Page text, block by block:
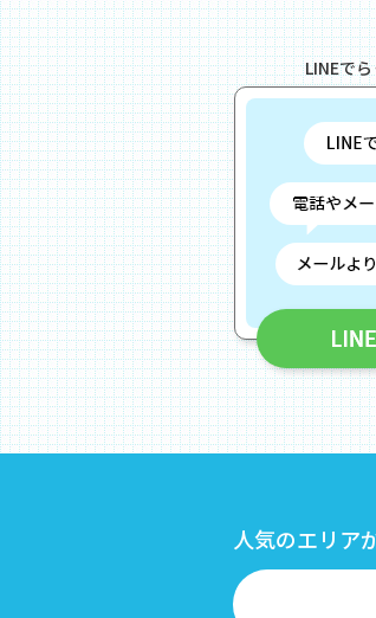
LINEで
人気のエリア